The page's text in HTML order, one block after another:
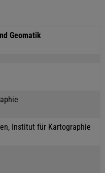
Geomatik
Institut für Kartographie